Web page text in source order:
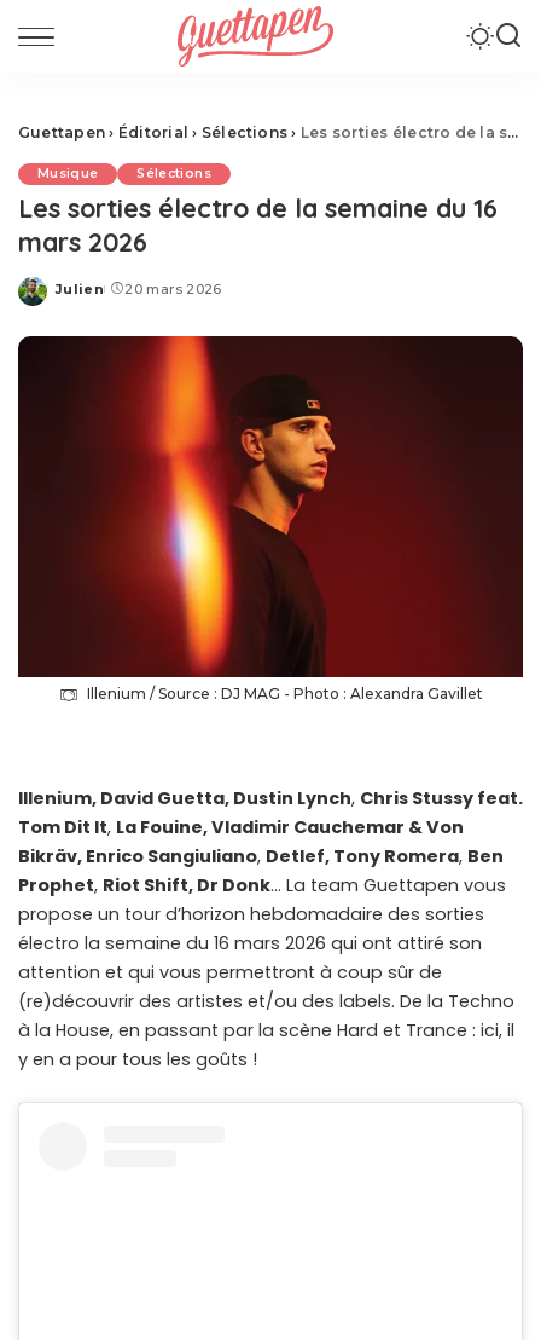
Guettapen › Éditorial › Sélections › Les sorties électro de la semaine du 16 mars 2026
Musique Sélections
Les sorties électro de la semaine du 16
mars 2026
Posted
Julien 20 mars 2026
Illenium / Source : DJ MAG - Photo : Alexandra Gavillet
Illenium, David Guetta, Dustin Lynch, Chris Stussy feat.
Tom Dit It, La Fouine, Vladimir Cauchemar & Von
Bikräv, Enrico Sangiuliano, Detlef, Tony Romera, Ben
Prophet, Riot Shift, Dr Donk… La team Guettapen vous
propose un tour d’horizon hebdomadaire des sorties
électro la semaine du 16 mars 2026 qui ont attiré son
attention et qui vous permettront à coup sûr de
(re)découvrir des artistes et/ou des labels. De la Techno
à la House, en passant par la scène Hard et Trance : ici, il
y en a pour tous les goûts !